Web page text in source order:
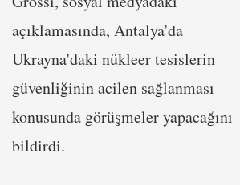
açıklamasında, Antalya'da
Ukrayna'daki nükleer tesislerin
güvenliğinin acilen sağlanması
konusunda görüşmeler yapacağını
bildirdi.